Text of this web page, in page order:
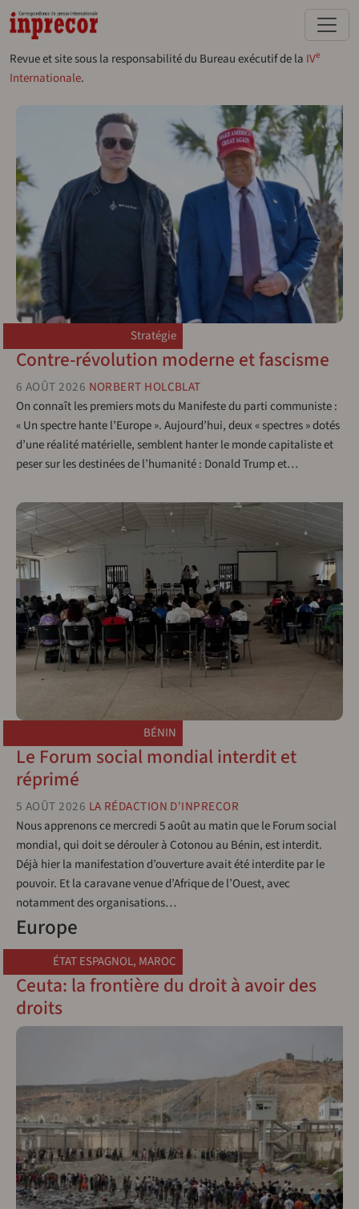
Aller au contenu principal
Revue et site sous la responsabilité du Bureau exécutif de la IVe
Internationale.
Stratégie
Contre-révolution moderne et fascisme
6 AOÛT 2026 NORBERT HOLCBLAT
On connaît les premiers mots du Manifeste du parti communiste :
« Un spectre hante l’Europe ». Aujourd’hui, deux « spectres » dotés
d’une réalité matérielle, semblent hanter le monde capitaliste et
peser sur les destinées de l’humanité : Donald Trump et…
BÉNIN
Le Forum social mondial interdit et
réprimé
5 AOÛT 2026 LA RÉDACTION D'INPRECOR
Nous apprenons ce mercredi 5 août au matin que le Forum social
mondial, qui doit se dérouler à Cotonou au Bénin, est interdit.
Déjà hier la manifestation d’ouverture avait été interdite par le
pouvoir. Et la caravane venue d’Afrique de l’Ouest, avec
notamment des organisations…
Europe
ÉTAT ESPAGNOL, MAROC
Ceuta: la frontière du droit à avoir des
droits